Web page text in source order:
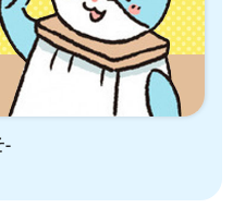
-